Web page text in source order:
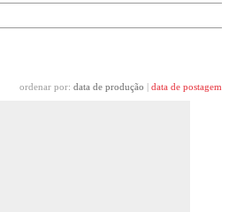
ordenar por: data de produção data de postagem